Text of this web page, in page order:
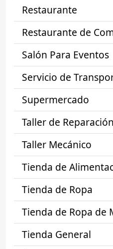
Restaurante
Restaurante de
Salón Para Eventos
Servicio de
Supermercado
Taller de
Taller Mecánico
Tienda de
Tienda de Ropa
Tienda de Ropa de
Tienda General